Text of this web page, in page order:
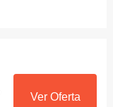
Ver Oferta